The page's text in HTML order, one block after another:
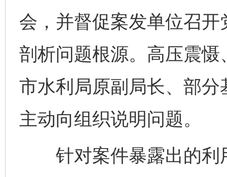
会，并督促案发单位召
剖析问题根源。高压震慑
市水利局原副局长、部
主动向组织说明问题。
针对案件暴露出的利